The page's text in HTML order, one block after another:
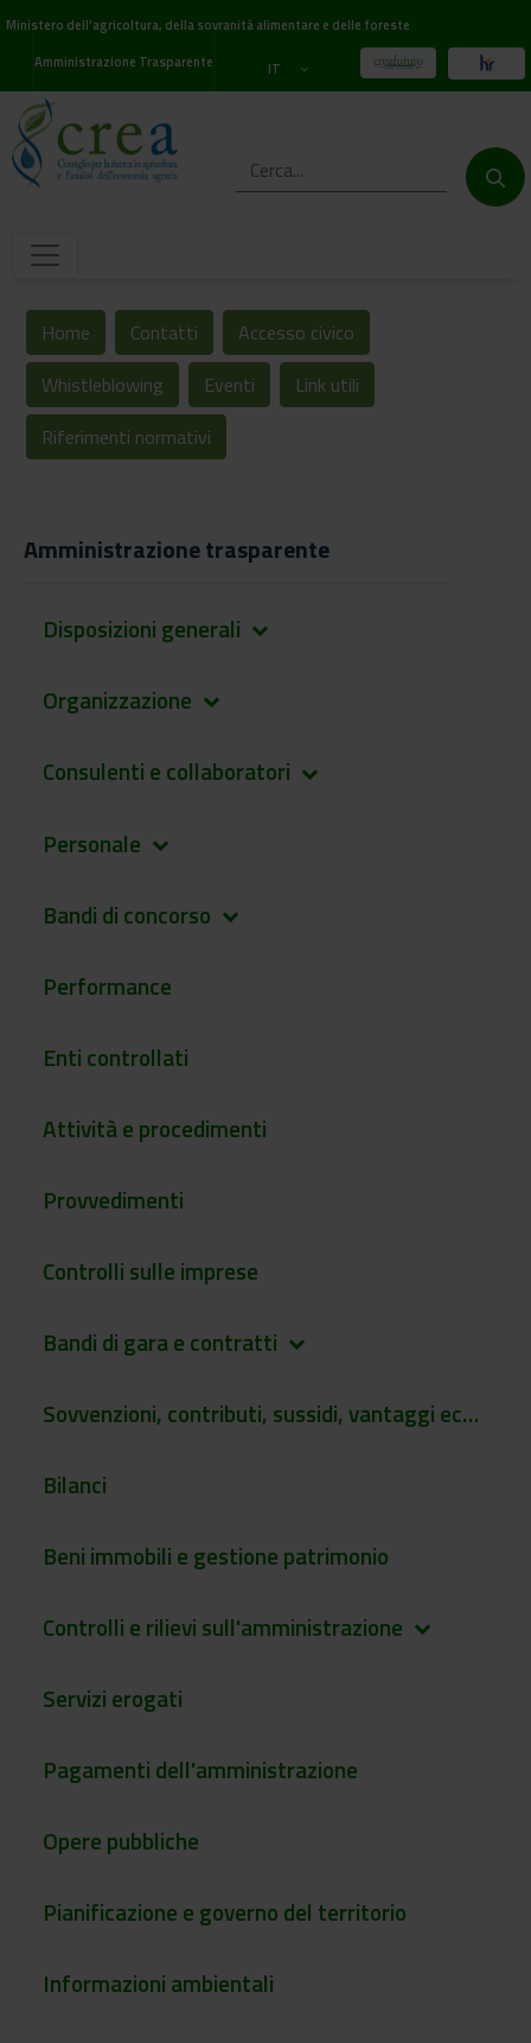
Ministero dell'agricoltura, della sovranità alimentare e delle foreste
Amministrazione Trasparente
IT
Home Contatti
Accesso civico
Whistleblowing
Eventi
Link utili
Riferimenti normativi
Amministrazione trasparente
Disposizioni generali keyboard_arrow_down
Organizzazione keyboard_arrow_down
Consulenti e collaboratori keyboard_arrow_down
Personale keyboard_arrow_down
Bandi di concorso keyboard_arrow_down
Performance
Enti controllati
Attività e procedimenti
Provvedimenti
Controlli sulle imprese
Bandi di gara e contratti keyboard_arrow_down
Sovvenzioni, contributi, sussidi, vantaggi economici
Bilanci
Beni immobili e gestione patrimonio
Controlli e rilievi sull'amministrazione keyboard_arrow_down
Servizi erogati
Pagamenti dell'amministrazione
Opere pubbliche
Pianificazione e governo del territorio
Informazioni ambientali